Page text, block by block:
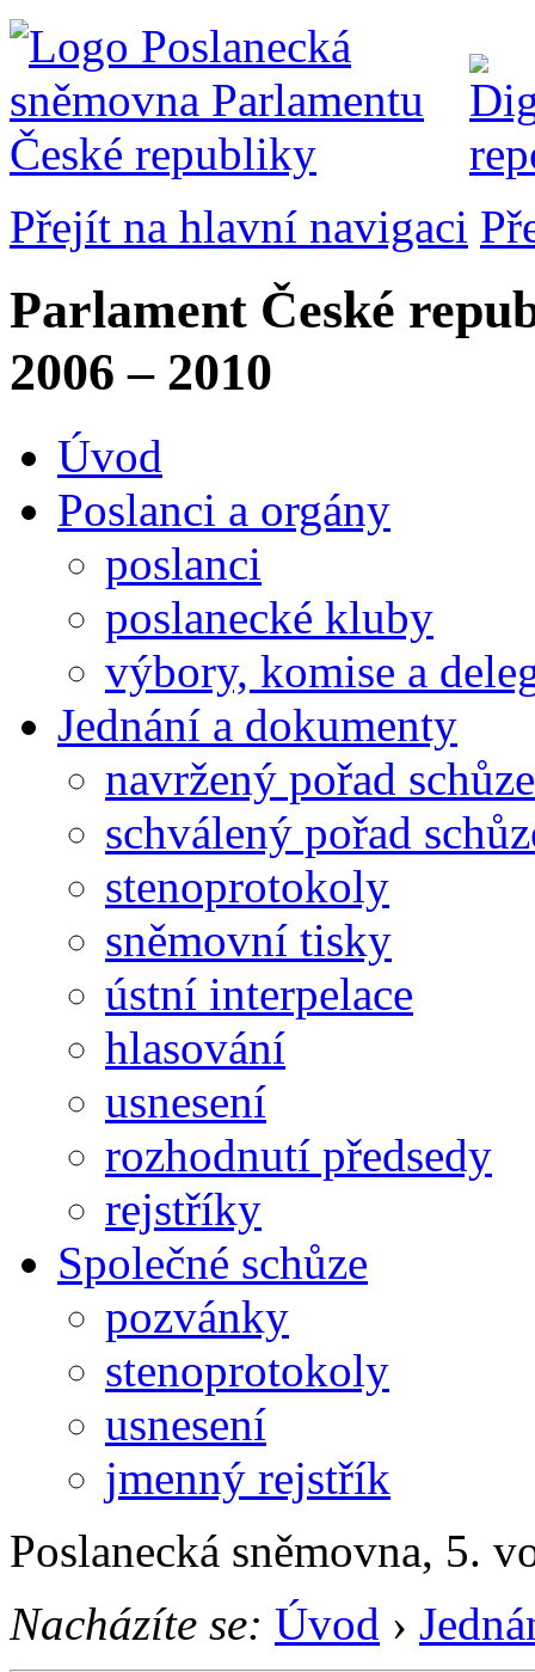
Přejít na hlavní navigaci
Parlament České
2006 – 2010
Úvod
Poslanci a orgány
poslanci
poslanecké kluby
výbory, komise a
Jednání a dokumenty
navržený pořad schůze
schválený pořad
stenoprotokoly
sněmovní tisky
ústní interpelace
hlasování
usnesení
rozhodnutí předsedy
rejstříky
Společné schůze
pozvánky
stenoprotokoly
usnesení
jmenný rejstřík
Poslanecká sněmovna, 5.
Nacházíte se: Úvod ›